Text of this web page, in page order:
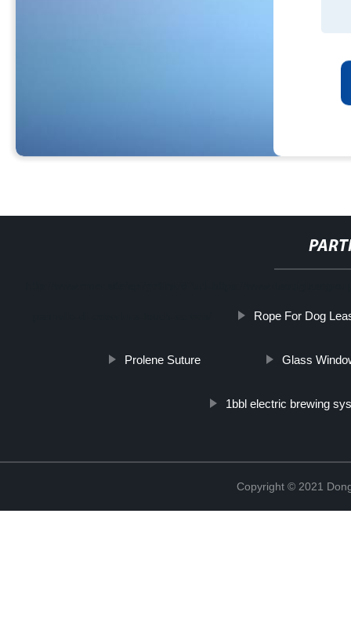
Rope For Dog
Prolene Suture Glass
1bbl electric brewing
Copyright © 2021